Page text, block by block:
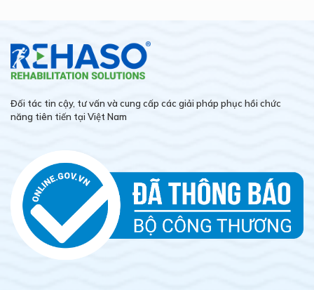
Đối tác tin cậy, tư vấn và cung cấp các giải pháp phục hồi chức
năng tiên tiến tại Việt Nam